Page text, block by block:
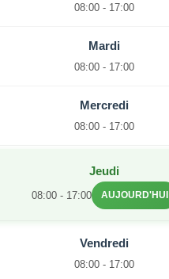
08:00 - 17:00
Mardi
08:00 - 17:00
Mercredi
08:00 - 17:00
Jeudi
08:00 - 17:00 AUJOURD'HUI
Vendredi
08:00 - 17:00